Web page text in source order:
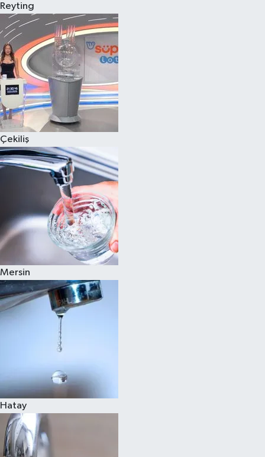
Reyting
Çekiliş
Mersin
Hatay